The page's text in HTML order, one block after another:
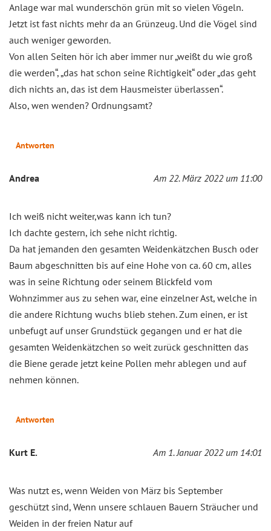
Anlage war mal wunderschön grün mit so vielen Vögeln.
Jetzt ist fast nichts mehr da an Grünzeug. Und die Vögel sind
auch weniger geworden.
Von allen Seiten hör ich aber immer nur „weißt du wie groß
die werden“, „das hat schon seine Richtigkeit“ oder „das geht
dich nichts an, das ist dem Hausmeister überlassen“.
Also, wen wenden? Ordnungsamt?
Antworten
Andrea Am 22. März 2022 um 11:00
Ich weiß nicht weiter,was kann ich tun?
Ich dachte gestern, ich sehe nicht richtig.
Da hat jemanden den gesamten Weidenkätzchen Busch oder
Baum abgeschnitten bis auf eine Hohe von ca. 60 cm, alles
was in seine Richtung oder seinem Blickfeld vom
Wohnzimmer aus zu sehen war, eine einzelner Ast, welche in
die andere Richtung wuchs blieb stehen. Zum einen, er ist
unbefugt auf unser Grundstück gegangen und er hat die
gesamten Weidenkätzchen so weit zurück geschnitten das
die Biene gerade jetzt keine Pollen mehr ablegen und auf
nehmen können.
Antworten
Kurt E. Am 1. Januar 2022 um 14:01
Was nutzt es, wenn Weiden von März bis September
geschützt sind, Wenn unsere schlauen Bauern Sträucher und
Weiden in der freien Natur auf